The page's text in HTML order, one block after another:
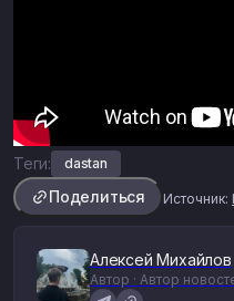
Теги: dastan
Поделиться Источник:
Алексей Михайлов
Автор · Автор